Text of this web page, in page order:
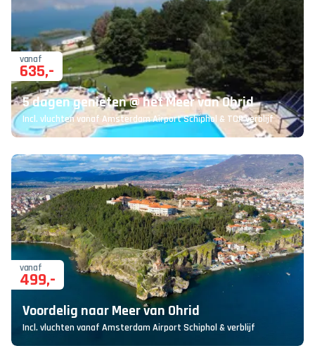
vanaf
635,-
5 dagen genieten @ het Meer van Ohrid
Incl. vluchten vanaf Amsterdam Airport Schiphol & TOP verblijf
vanaf
499,-
Voordelig naar Meer van Ohrid
Incl. vluchten vanaf Amsterdam Airport Schiphol & verblijf